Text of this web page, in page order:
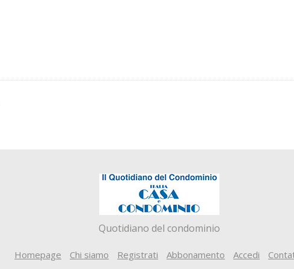
Quotidiano del condominio
Homepage Chi siamo Registrati Abbonamento Accedi